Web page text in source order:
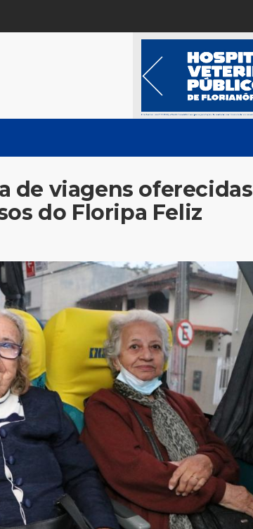
de viagens oferecidas
do Floripa Feliz